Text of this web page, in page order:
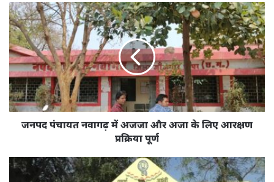
जनपद
पंचायत
नवागढ़
में
अजजा
और
अजा
के
लिए
आरक्षणजनपद पंचायत नवागढ़ में अजजा और अजा के लिए आरक्षण
प्रक्रिया पूर्ण
जनपद
पंचायत